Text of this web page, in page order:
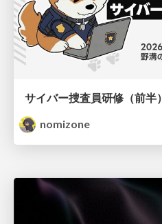
サイバー捜査員研修（前半）
nomizone